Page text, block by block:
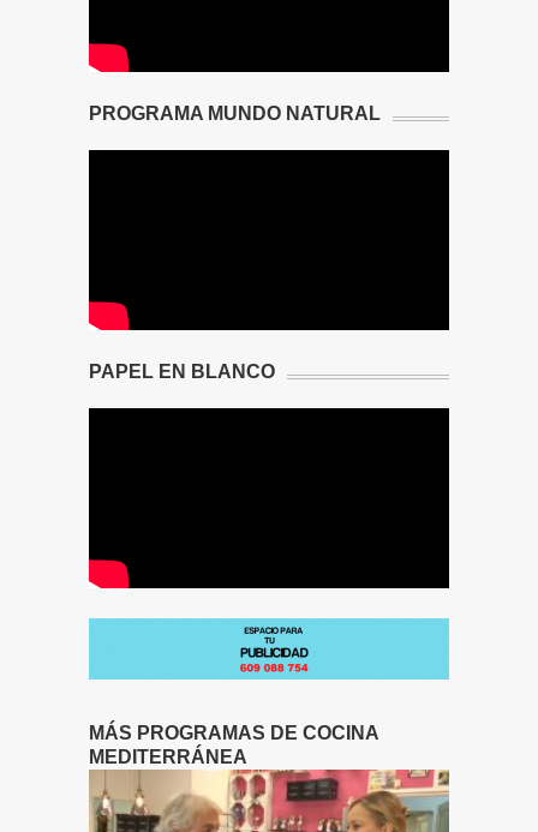
PROGRAMA MUNDO NATURAL
PAPEL EN BLANCO
MÁS PROGRAMAS DE COCINA
MEDITERRÁNEA